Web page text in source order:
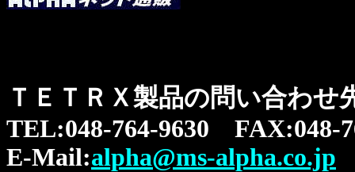
ＴＥＴＲＸ製品の問い合わせ
TEL:048-764-9630 FAX:048-
E-Mail:alpha@ms-alpha.co.jp